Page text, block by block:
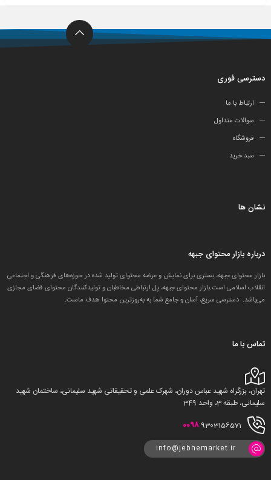
دسترسی فوری
ارتباط با ما
سوالات متداول
فروشگاه
سبد خرید
نشان ها
درباره بازار محتوای جبهه
بازار محتوای جبهه، بستری برای نمایش و عرضه محتوای تولید شده در حوزه‌های فرهنگی و اجتماعیِ
انقلاب اسلامی است.بازار محتوای جبهه، پل ارتباطی مخاطبان و تولید‌کنندگان محتوای فضای مجازی
می‌باشد. دسترسی سریع، آسان و جامع شما به به‌روزترین محتوا هدف ماست.
تماس با ما
تهران، بزرگراه شهید عباس دوران، شهرک علمی و تحقیقاتی شهید سلیمانی، ساختمان شهید
سلیمانی، طبقه 3، واحد 349
0098 9303156571
info@jebhemarket.ir